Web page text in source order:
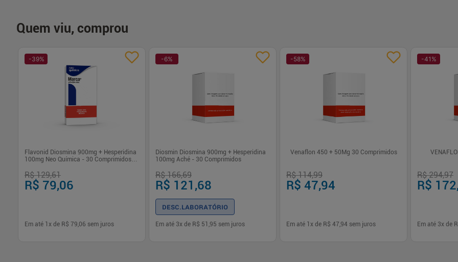
Quem viu, comprou
-39%
Flavonid Diosmina 900mg + Hesperidina
100mg Neo Química - 30 Comprimidos
R$ 129,61
R$ 79,06
Em até 1 x de R$ 79,06 sem juros
-6%
Diosmin Diosmina 900mg + Hesperidina
100mg Aché - 30 Comprimidos
R$ 166,69
R$ 121,68
DESC.LABORATÓRIO
Em até 3x de R$ 51,95 sem juros
-58%
Venaflon 450 + 50Mg 30 Comprimidos
R$ 114,99
R$ 47,94
Em até 1 x de R$ 47,94 sem juros
-41 %
R$ 294,97
R$
Em até 3x de